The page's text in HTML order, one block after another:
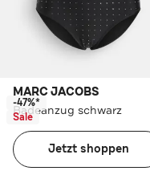
MARC JACOBS
Badeanzug schwarz
-47%*
Sale
Jetzt shoppen